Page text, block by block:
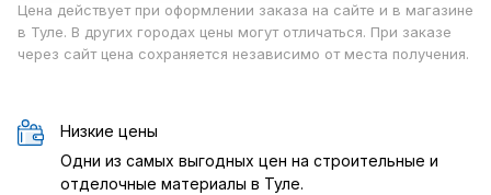
Цена действует при оформлении заказа на сайте и в магазине
в Туле. В других городах цены могут отличаться. При заказе
через сайт цена сохраняется независимо от места получения.
Низкие цены
Одни из самых выгодных цен на строительные и
отделочные материалы в Туле.